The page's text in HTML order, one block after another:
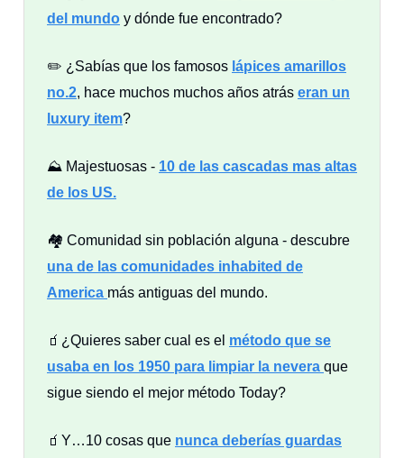
del mundo y dónde fue encontrado?
✏️ ¿Sabías que los famosos lápices amarillos
no.2, hace muchos muchos años atrás eran un
luxury item?
⛰️ Majestuosas - 10 de las cascadas mas altas
de los US.
🏘️ Comunidad sin población alguna - descubre
una de las comunidades inhabited de
America más antiguas del mundo.
🧃¿Quieres saber cual es el método que se
usaba en los 1950 para limpiar la nevera que
sigue siendo el mejor método Today?
🧃Y…10 cosas que nunca deberías guardas